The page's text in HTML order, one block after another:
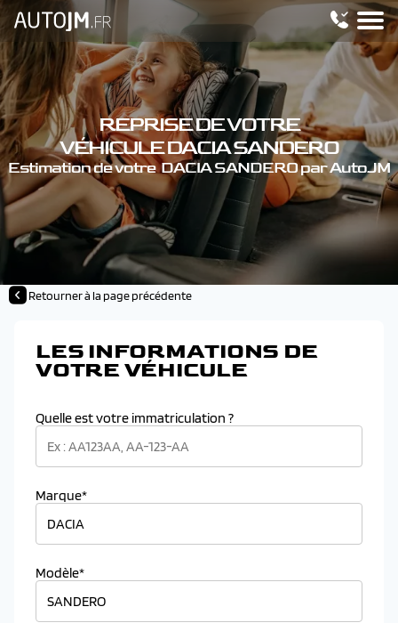
REPRISE DE VOTRE
VÉHICULE DACIA SANDERO
Estimation de votre DACIA SANDERO par AutoJM
Retourner à la page précédente
LES INFORMATIONS DE
VOTRE VÉHICULE
Quelle est votre immatriculation ?
Marque*
Modèle*